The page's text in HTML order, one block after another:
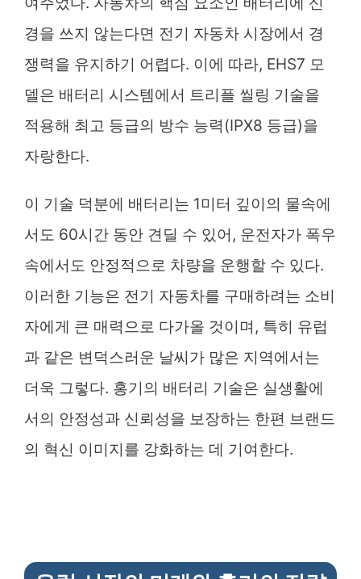
경을 쓰지 않는다면 전기 자동차 시장에서 경
쟁력을 유지하기 어렵다. 이에 따라, EHS7 모
델은 배터리 시스템에서 트리플 씰링 기술을
적용해 최고 등급의 방수 능력(IPX8 등급)을
자랑한다.
이 기술 덕분에 배터리는 1미터 깊이의 물속에
서도 60시간 동안 견딜 수 있어, 운전자가 폭우
속에서도 안정적으로 차량을 운행할 수 있다.
이러한 기능은 전기 자동차를 구매하려는 소비
자에게 큰 매력으로 다가올 것이며, 특히 유럽
과 같은 변덕스러운 날씨가 많은 지역에서는
더욱 그렇다. 홍기의 배터리 기술은 실생활에
서의 안정성과 신뢰성을 보장하는 한편 브랜드
의 혁신 이미지를 강화하는 데 기여한다.